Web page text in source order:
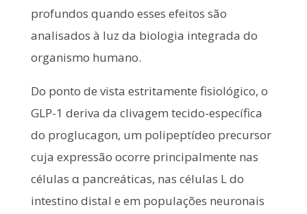
profundos quando esses efeitos são
analisados à luz da biologia integrada do
organismo humano.
Do ponto de vista estritamente fisiológico, o
GLP-1 deriva da clivagem tecido-específica
do proglucagon, um polipeptídeo precursor
cuja expressão ocorre principalmente nas
células α pancreáticas, nas células L do
intestino distal e em populações neuronais